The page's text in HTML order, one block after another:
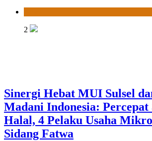
2
Sinergi Hebat MUI Sulsel
Madani Indonesia:
Halal, 4 Pelaku Usaha
Sidang Fatwa